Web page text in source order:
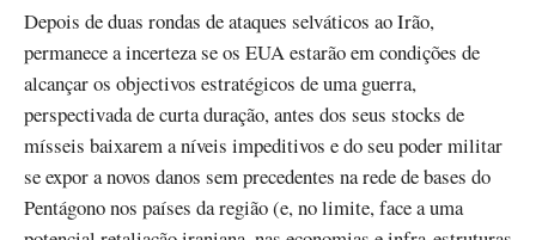
Depois de duas rondas de ataques selváticos ao Irão,
permanece a incerteza se os EUA estarão em condições de
alcançar os objectivos estratégicos de uma guerra,
perspectivada de curta duração, antes dos seus stocks de
mísseis baixarem a níveis impeditivos e do seu poder militar
se expor a novos danos sem precedentes na rede de bases do
Pentágono nos países da região (e, no limite, face a uma